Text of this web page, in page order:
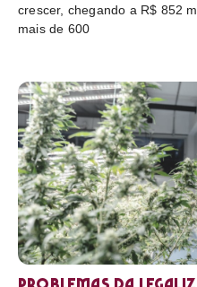
crescer, chegando a R$ 852
mais de 600